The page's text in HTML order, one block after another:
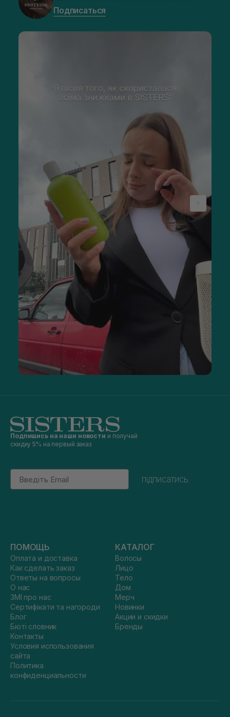
Подписаться
Подпишись на наши новости и получай
скидку 5% на первый заказ
Email
підписатись
ПОМОЩЬ
Оплата и доставка
Как сделать заказ
Ответы на вопросы
О нас
ЗМІ про нас
Сертифікати та нагороди
Блог
Бюті словник
Контакты
Условия использования
сайта
Политика
конфиденциальности
КАТАЛОГ
Волосы
Лицо
Тело
Дом
Мерч
Новинки
Акции и скидки
Бренды